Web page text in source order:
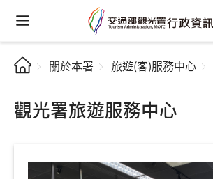
關於本署 旅遊(客)服務中心
觀光署旅遊服務中心